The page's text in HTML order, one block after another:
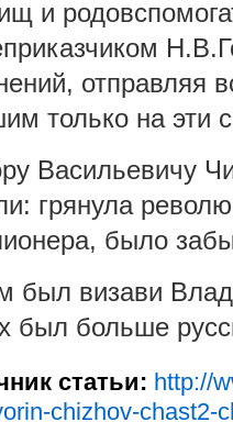
и
отправляя
только на эти
Васильевичу
грянула
было
был визави
был больше
статьи: http://
chizhov-chast2-